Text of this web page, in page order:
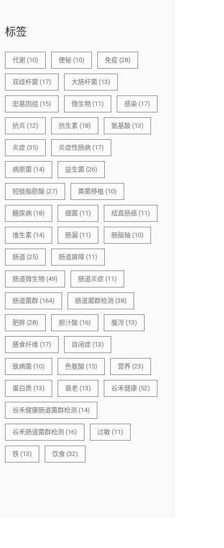
标签
代谢 (10) 便秘 (10) 免疫 (28)
双歧杆菌 (17) 大肠杆菌 (13)
宏基因组 (15) 微生物 (11) 感染 (17)
抗炎 (12) 抗生素 (18) 氨基酸 (13)
炎症 (35) 炎症性肠病 (17)
病原菌 (14) 益生菌 (26)
短链脂肪酸 (27) 粪菌移植 (10)
糖尿病 (18) 细菌 (11) 结直肠癌 (11)
维生素 (14) 肠漏 (11) 肠脑轴 (10)
肠道 (25) 肠道屏障 (11)
肠道微生物 (49) 肠道炎症 (11)
肠道菌群 (164) 肠道菌群检测 (38)
肥胖 (28) 胆汁酸 (16) 腹泻 (13)
膳食纤维 (17) 自闭症 (13)
致病菌 (10) 色氨酸 (15) 营养 (23)
蛋白质 (13) 衰老 (13) 谷禾健康 (52)
谷禾健康肠道菌群检测 (14)
谷禾肠道菌群检测 (16) 过敏 (11)
铁 (13) 饮食 (32)